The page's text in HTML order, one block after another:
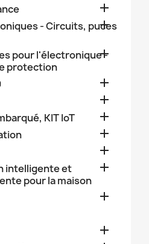

- Circuits, puces

pour l'électronique -
protection



KIT IoT 


intelligente et
pour la maison


